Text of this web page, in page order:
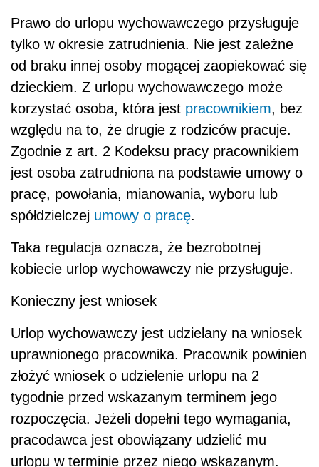
Prawo do urlopu wychowawczego przysługuje
tylko w okresie zatrudnienia. Nie jest zależne
od braku innej osoby mogącej zaopiekować się
dzieckiem. Z urlopu wychowawczego może
korzystać osoba, która jest pracownikiem, bez
względu na to, że drugie z rodziców pracuje.
Zgodnie z art. 2 Kodeksu pracy pracownikiem
jest osoba zatrudniona na podstawie umowy o
pracę, powołania, mianowania, wyboru lub
spółdzielczej umowy o pracę.
Taka regulacja oznacza, że bezrobotnej
kobiecie urlop wychowawczy nie przysługuje.
Konieczny jest wniosek
Urlop wychowawczy jest udzielany na wniosek
uprawnionego pracownika. Pracownik powinien
złożyć wniosek o udzielenie urlopu na 2
tygodnie przed wskazanym terminem jego
rozpoczęcia. Jeżeli dopełni tego wymagania,
pracodawca jest obowiązany udzielić mu
urlopu w terminie przez niego wskazanym.